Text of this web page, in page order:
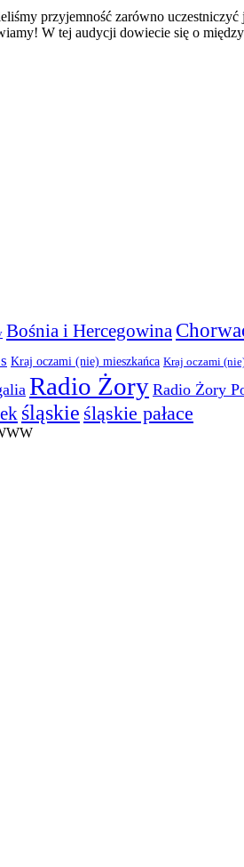
przyjemność zarówno
W tej audycji dowiecie się o
Bośnia i Hercegowina
Kraj oczami (nie) mieszkańca Kraj oczami
Radio Żory Radio Żory
śląskie śląskie pałace